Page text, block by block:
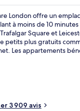
London offre un
à moins de 10
Square et
petits plus gratuits
Les appartements
télévision à écran plat.
pour les
avec les transports
3 min à pied et Station
3 909 avis